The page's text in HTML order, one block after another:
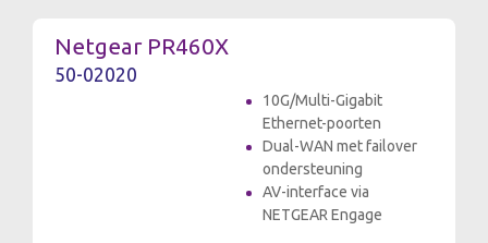
Netgear PR460X
50-02020
10G/Multi-Gigabit
Ethernet-poorten
Dual-WAN met failover
ondersteuning
AV-interface via
NETGEAR Engage